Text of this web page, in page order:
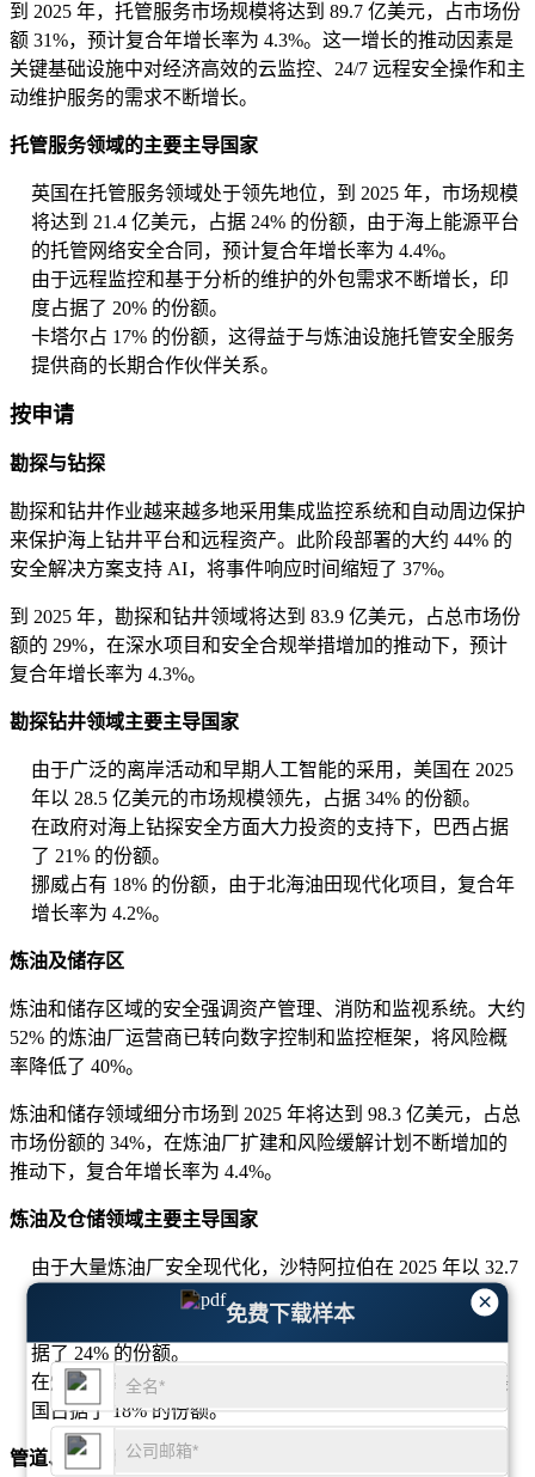
×
免费下载样本
到 2025 年，托管服务市场规模将达到 89.7 亿美元，占市场份
额 31%，预计复合年增长率为 4.3%。这一增长的推动因素是
关键基础设施中对经济高效的云监控、24/7 远程安全操作和主
动维护服务的需求不断增长。
托管服务领域的主要主导国家
英国在托管服务领域处于领先地位，到 2025 年，市场规模
将达到 21.4 亿美元，占据 24% 的份额，由于海上能源平台
的托管网络安全合同，预计复合年增长率为 4.4%。
由于远程监控和基于分析的维护的外包需求不断增长，印
度占据了 20% 的份额。
卡塔尔占 17% 的份额，这得益于与炼油设施托管安全服务
提供商的长期合作伙伴关系。
按申请
勘探与钻探
勘探和钻井作业越来越多地采用集成监控系统和自动周边保护
来保护海上钻井平台和远程资产。此阶段部署的大约 44% 的
安全解决方案支持 AI，将事件响应时间缩短了 37%。
到 2025 年，勘探和钻井领域将达到 83.9 亿美元，占总市场份
额的 29%，在深水项目和安全合规举措增加的推动下，预计
复合年增长率为 4.3%。
勘探钻井领域主要主导国家
由于广泛的离岸活动和早期人工智能的采用，美国在 2025
年以 28.5 亿美元的市场规模领先，占据 34% 的份额。
在政府对海上钻探安全方面大力投资的支持下，巴西占据
了 21% 的份额。
挪威占有 18% 的份额，由于北海油田现代化项目，复合年
增长率为 4.2%。
炼油及储存区
炼油和储存区域的安全强调资产管理、消防和监视系统。大约
52% 的炼油厂运营商已转向数字控制和监控框架，将风险概
率降低了 40%。
炼油和储存领域细分市场到 2025 年将达到 98.3 亿美元，占总
市场份额的 34%，在炼油厂扩建和风险缓解计划不断增加的
推动下，复合年增长率为 4.4%。
炼油及仓储领域主要主导国家
由于大量炼油厂安全现代化，沙特阿拉伯在 2025 年以 32.7
亿美元领先，占据 33% 的份额。
在城市工业快速发展和自动化程度提高的推动下，中国占
据了 24% 的份额。
在炼油厂数字化计划和合规驱动的安全升级的支持下，美
国占据了 18% 的份额。
管道、运输和配送